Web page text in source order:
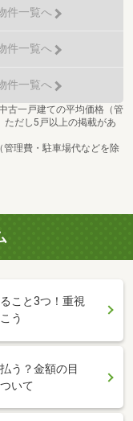
件一覧へ
件一覧へ
件一覧へ
古一戸建ての平均価格（管
ただし5戸以上の掲載があ
管理費・駐車場代などを除
こと3つ！重視
う
う？金額の目
いて